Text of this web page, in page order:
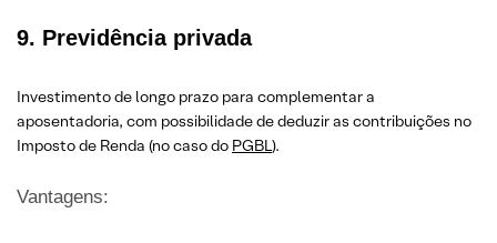
9. Previdência privada
Investimento de longo prazo para complementar a
aposentadoria, com possibilidade de deduzir as contribuições no
Imposto de Renda (no caso do PGBL).
Vantagens: